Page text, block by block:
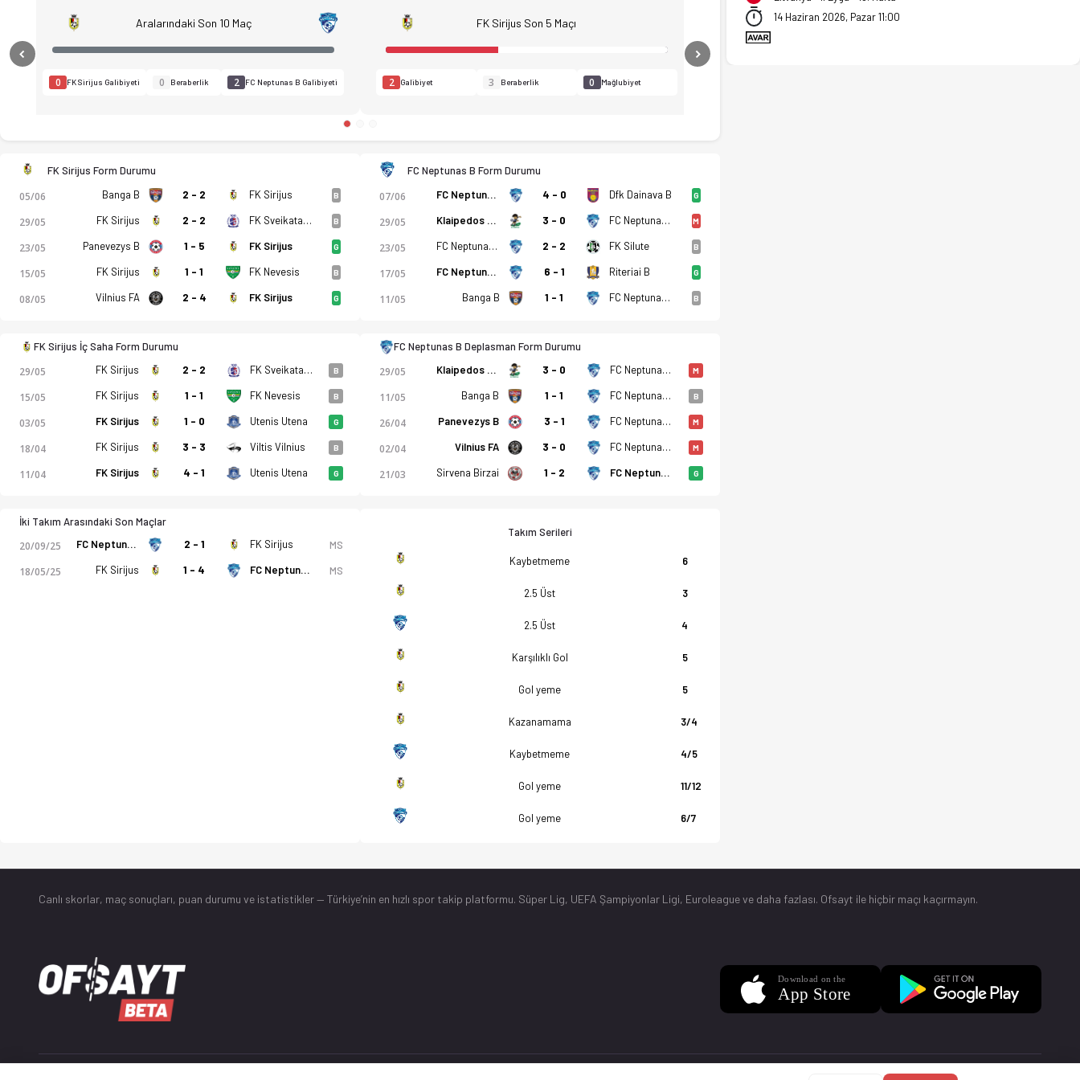
FK Sirijus - FC Neptunas B 1-3 bitti. Gol anları, kadro, istatistikler, puan durumu ve iddaa oranları Ofsayt'ta. (14.06.2026)
Aralarındaki Son 10 Maç
0 FK Sirijus Galibiyeti 0 Beraberlik 2 FC Neptunas B Galibiyeti
FK Sirijus Son 5 Maçı
2 Galibiyet 3 Beraberlik 0 Mağlubiyet
Previous Next
FK Sirijus Form Durumu
05/06 Banga B 2 - 2 FK Sirijus B
29/05 FK Sirijus 2 - 2 FK Sveikata Kybartai B
23/05 Panevezys B 1 - 5 FK Sirijus G
15/05 FK Sirijus 1 - 1 FK Nevesis B
08/05 Vilnius FA 2 - 4 FK Sirijus G
FC Neptunas B Form Durumu
07/06 FC Neptunas B 4 - 0 Dfk Dainava B G
29/05 Klaipedos FSM 3 - 0 FC Neptunas B M
23/05 FC Neptunas B 2 - 2 FK Silute B
17/05 FC Neptunas B 6 - 1 Riteriai B G
11/05 Banga B 1 - 1 FC Neptunas B B
FK Sirijus İç Saha Form Durumu
29/05 FK Sirijus 2 - 2 FK Sveikata Kybartai B
15/05 FK Sirijus 1 - 1 FK Nevesis B
03/05 FK Sirijus 1 - 0 Utenis Utena G
18/04 FK Sirijus 3 - 3 Viltis Vilnius B
11/04 FK Sirijus 4 - 1 Utenis Utena G
FC Neptunas B Deplasman Form Durumu
29/05 Klaipedos FSM 3 - 0 FC Neptunas B M
11/05 Banga B 1 - 1 FC Neptunas B B
26/04 Panevezys B 3 - 1 FC Neptunas B M
02/04 Vilnius FA 3 - 0 FC Neptunas B M
21/03 Sirvena Birzai 1 - 2 FC Neptunas B G
İki Takım Arasındaki Son Maçlar
20/09/25 FC Neptunas B 2 - 1 FK Sirijus MS
18/05/25 FK Sirijus 1 - 4 FC Neptunas B MS
Takım Serileri
Kaybetmeme 6
2.5 Üst 3
2.5 Üst 4
Karşılıklı Gol 5
Gol yeme 5
Kazanamama 3/4
Kaybetmeme 4/5
Gol yeme 11/12
Gol yeme 6/7
14 Haziran 2026, Pazar 11:00
Canlı skorlar, maç sonuçları, puan durumu ve istatistikler — Türkiye’nin en hızlı spor takip platformu. Süper Lig, UEFA Şampiyonlar Ligi, Euroleague ve daha fazlası. Ofsayt ile hiçbir maçı kaçırmayın.